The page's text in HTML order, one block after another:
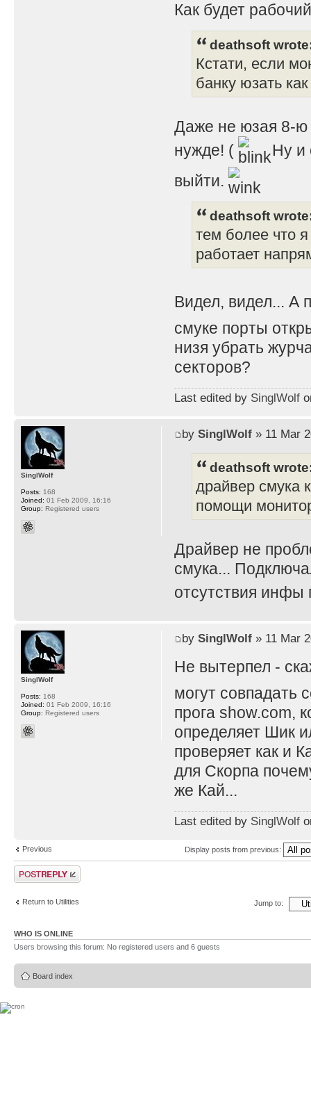
Как будет
deathsoft
Кстати, если
банку юзать
Даже не юзая 8-ю
нужде! (
Ну и
выйти.
deathsoft
тем более что
работает
Видел, видел... А
смуке порты
низя убрать
секторов?
Last edited by SinglWolf
by SinglWolf» 11 Mar
deathsoft
драйвер смука
помощи
Драйвер не
смука...
отсутствия инфы
SinglWolf
Posts: 168
Joined: 01 Feb 2009, 16:16
Group: Registered users
by SinglWolf» 11 Mar
Не вытерпел -
могут совпадать
прога show.com,
определяет Шик
проверяет как и
для Скорпа
же Кай...
Last edited by SinglWolf
SinglWolf
Posts: 168
Joined: 01 Feb 2009, 16:16
Group: Registered users
Previous Display posts from previous:
Post a reply
Return to Utilities Jump to:
WHO IS ONLINE
Users browsing this forum: No registered users and 6 guests
Board index